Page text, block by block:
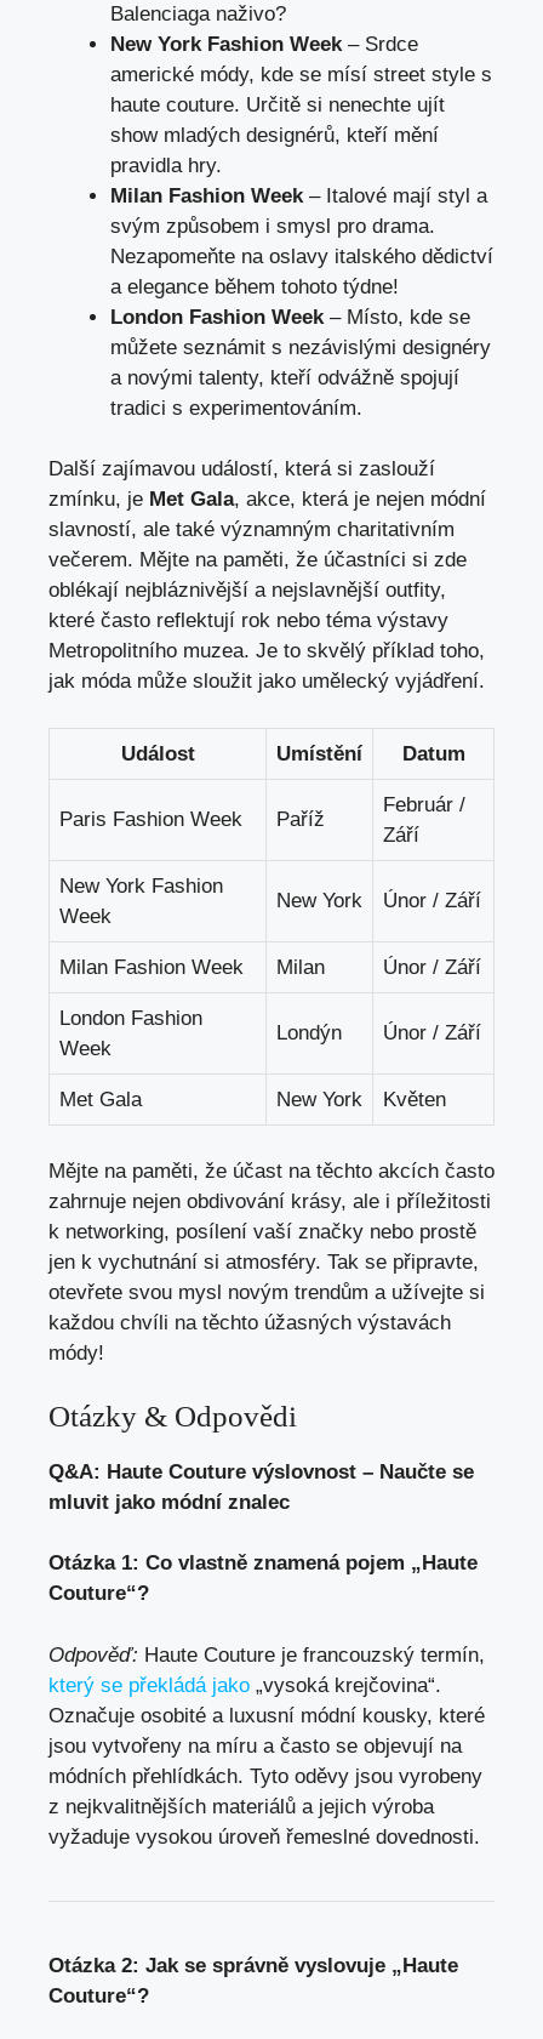
Balenciaga naživo?
New York Fashion Week – Srdce
americké módy, kde se mísí street style s
haute couture. Určitě si nenechte ujít
show mladých designérů, kteří mění
pravidla hry.
Milan Fashion Week – Italové mají styl a
svým způsobem i smysl pro drama.
Nezapomeňte na oslavy italského dědictví
a elegance během tohoto týdne!
London Fashion Week – Místo, kde se
můžete seznámit s nezávislými designéry
a novými talenty, kteří odvážně spojují
tradici s experimentováním.
Další zajímavou událostí, která si zaslouží
zmínku, je Met Gala, akce, která je nejen módní
slavností, ale také významným charitativním
večerem. Mějte na paměti, že účastníci si zde
oblékají nejbláznivější a nejslavnější outfity,
které často reflektují rok nebo téma výstavy
Metropolitního muzea. Je to skvělý příklad toho,
jak móda může sloužit jako umělecký vyjádření.
Událost Umístění Datum
Paris Fashion Week Paříž
Február /
Září
New York Fashion
Week
New York Únor / Září
Milan Fashion Week Milan Únor / Září
London Fashion
Week
Londýn Únor / Září
Met Gala New York Květen
Mějte na paměti, že účast na těchto akcích často
zahrnuje nejen obdivování krásy, ale i příležitosti
k networking, posílení vaší značky nebo prostě
jen k vychutnání si atmosféry. Tak se připravte,
otevřete svou mysl novým trendům a užívejte si
každou chvíli na těchto úžasných výstavách
módy!
Otázky & Odpovědi
Q&A: Haute Couture výslovnost – Naučte se
mluvit jako módní znalec
Otázka 1: Co vlastně znamená pojem „Haute
Couture“?
Odpověď: Haute Couture je francouzský termín,
který se překládá jako „vysoká krejčovina“.
Označuje osobité a luxusní módní kousky, které
jsou vytvořeny na míru a často se objevují na
módních přehlídkách. Tyto oděvy jsou vyrobeny
z nejkvalitnějších materiálů a jejich výroba
vyžaduje vysokou úroveň řemeslné dovednosti.
Otázka 2: Jak se správně vyslovuje „Haute
Couture“?